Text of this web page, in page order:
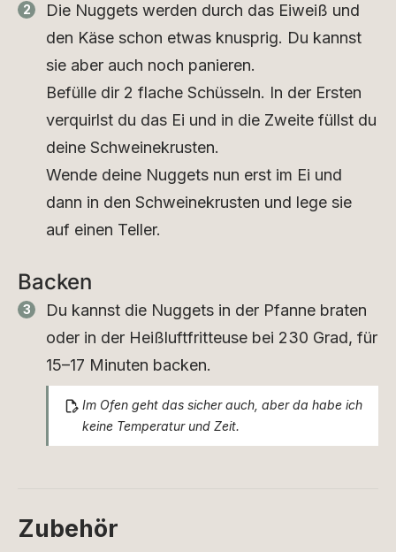
Die Nuggets werden durch das Eiweiß und
den Käse schon etwas knusprig. Du kannst
sie aber auch noch panieren.
Befülle dir 2 flache Schüsseln. In der Ersten
verquirlst du das Ei und in die Zweite füllst du
deine Schweinekrusten.
Wende deine Nuggets nun erst im Ei und
dann in den Schweinekrusten und lege sie
auf einen Teller.
Backen
Du kannst die Nuggets in der Pfanne braten
oder in der Heißluftfritteuse bei 230 Grad, für
15–17 Minuten backen.
Im Ofen geht das sicher auch, aber da habe ich
keine Temperatur und Zeit.
Zubehör